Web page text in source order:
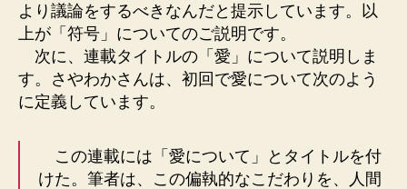
より議論をするべきなんだと提示しています。以
上が「符号」についてのご説明です。
次に、連載タイトルの「愛」について説明しま
す。さやわかさんは、初回で愛について次のよう
に定義しています。
この連載には「愛について」とタイトルを付
けた。筆者は、この偏執的なこだわりを、人間